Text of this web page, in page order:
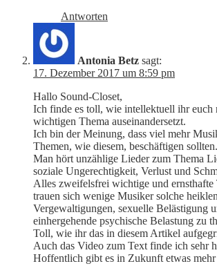
Antworten
Antonia Betz sagt:
17. Dezember 2017 um 8:59 pm
Hallo Sound-Closet,
Ich finde es toll, wie intellektuell ihr euch
wichtigen Thema auseinandersetzt.
Ich bin der Meinung, dass viel mehr
Themen, wie diesem, beschäftigen sollten.
Man hört unzählige Lieder zum Thema
soziale Ungerechtigkeit, Verlust und
Alles zweifelsfrei wichtige und ernsthafte
trauen sich wenige Musiker solche
Vergewaltigungen, sexuelle Belästigung
einhergehende psychische Belastung zu
Toll, wie ihr das in diesem Artikel
Auch das Video zum Text finde ich sehr
Hoffentlich gibt es in Zukunft etwas